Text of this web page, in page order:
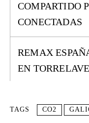
COMPARTIDO
CONECTADAS
REMAX
EN
TAGS CO2